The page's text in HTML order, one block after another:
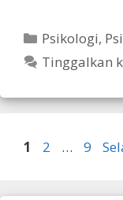
Kategori
Psikologi,
Tinggalkan
Halaman
1 Halaman
2 … 9